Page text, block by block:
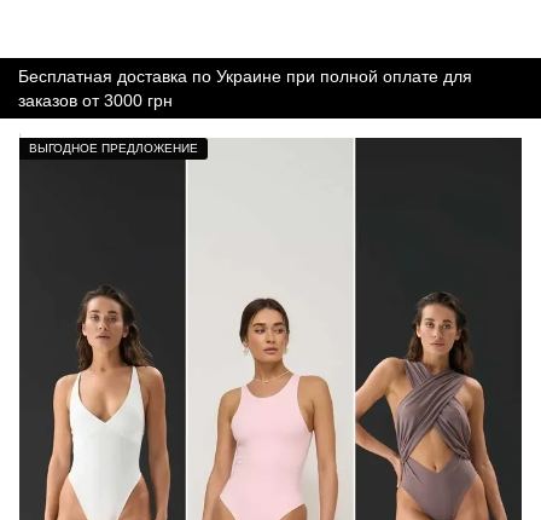
Бесплатная доставка по Украине при полной оплате для
заказов от 3000 грн
ВЫГОДНОЕ ПРЕДЛОЖЕНИЕ